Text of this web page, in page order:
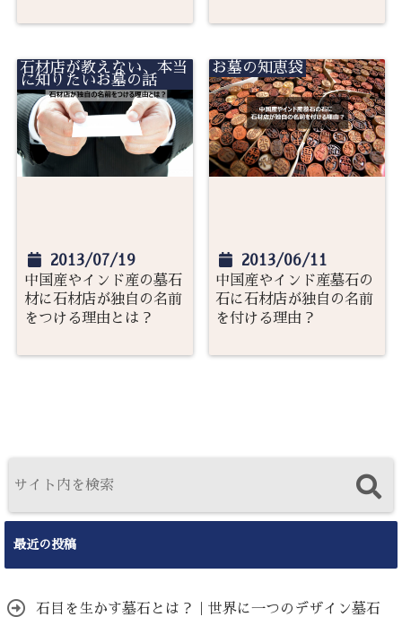
石材店が教えない、本当
に知りたいお墓の話
2013/07/19
中国産やインド産の墓石
材に石材店が独自の名前
をつける理由とは？
お墓の知恵袋
2013/06/11
中国産やインド産墓石の
石に石材店が独自の名前
を付ける理由？
最近の投稿
石目を生かす墓石とは？｜世界に一つのデザイン墓石